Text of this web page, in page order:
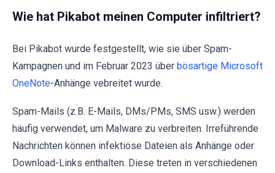
Wie hat Pikabot meinen Computer infiltriert?
Bei Pikabot wurde festgestellt, wie sie über Spam-
Kampagnen und im Februar 2023 über bösartige Microsoft
OneNote-Anhänge vebreitet wurde.
Spam-Mails (z.B. E-Mails, DMs/PMs, SMS usw.) werden
häufig verwendet, um Malware zu verbreiten. Irreführende
Nachrichten können infektiöse Dateien als Anhänge oder
Download-Links enthalten. Diese treten in verschiedenen